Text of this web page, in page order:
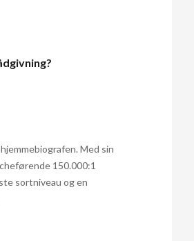
Med sin
150.000:1
sortniveau og en